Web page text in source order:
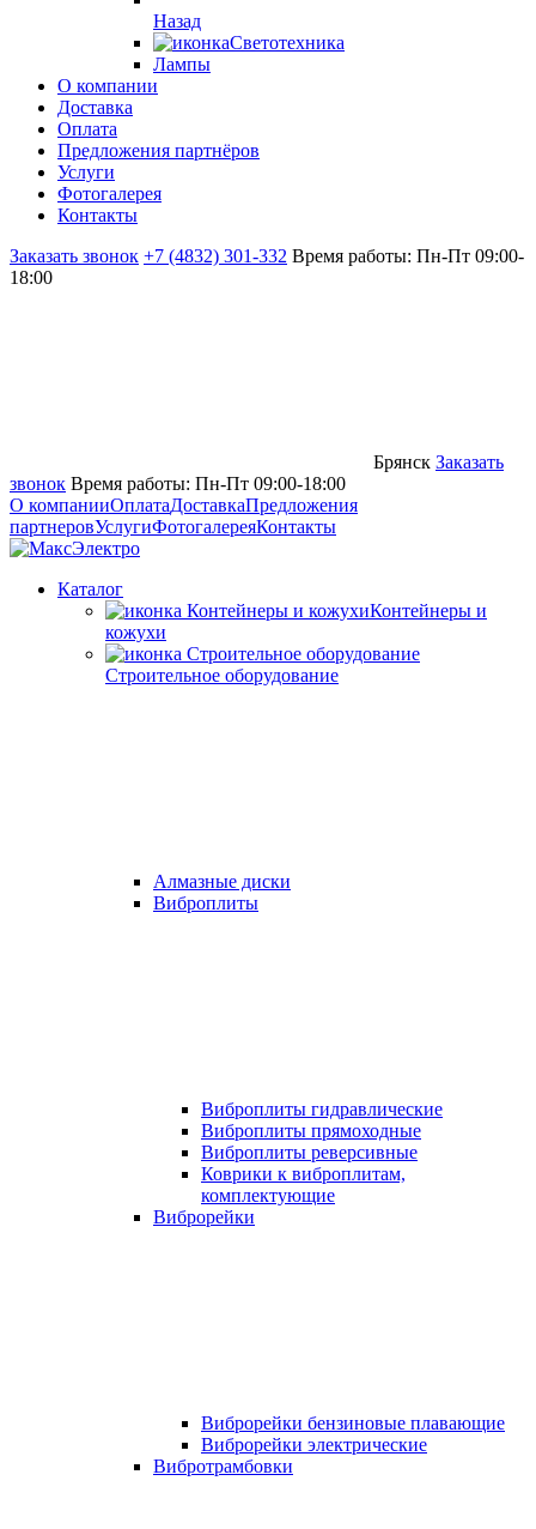
Назад
Светотехника
Лампы
О компании
Доставка
Оплата
Предложения партнёров
Услуги
Фотогалерея
Контакты
Заказать звонок +7 (4832) 301-332 Время работы: Пн-Пт 09:00-
18:00
Брянск Заказать
звонок Время работы: Пн-Пт 09:00-18:00
О компанииОплатаДоставкаПредложения
партнеровУслугиФотогалереяКонтакты
Каталог
Контейнеры и
кожухи
Строительное оборудование
Алмазные диски
Виброплиты
Виброплиты гидравлические
Виброплиты прямоходные
Виброплиты реверсивные
Коврики к виброплитам,
комплектующие
Виброрейки
Виброрейки бензиновые плавающие
Виброрейки электрические
Вибротрамбовки